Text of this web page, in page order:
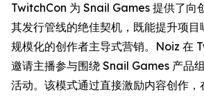
TwitchCon 为 Snail Games 提供了向
其发行管线的绝佳契机，既能提升项
规模化的创作者主导式营销。Noiz 在
邀请主播参与围绕 Snail Games 产品
活动。该模式通过直接激励内容创作，